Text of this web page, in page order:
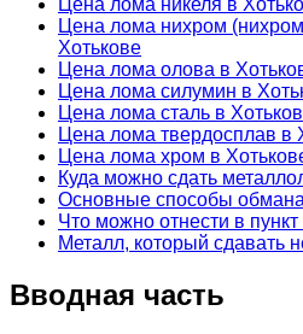
Цена лома нихром
Хотькове
Цена лома олова в
Цена лома силумин в
Цена лома сталь в
Цена лома твердосплав в
Цена лома хром в
Куда можно сдать
Основные способы
Что можно отнести в
Металл, который сдавать
Вводная часть